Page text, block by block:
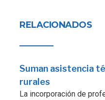
RELACIONADOS
Suman asistencia
rurales
La incorporación de